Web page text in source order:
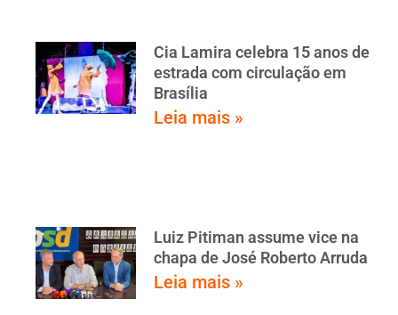
Cia Lamira celebra 15 anos de
estrada com circulação em
Brasília
Leia mais »
Luiz Pitiman assume vice na
chapa de José Roberto Arruda
Leia mais »